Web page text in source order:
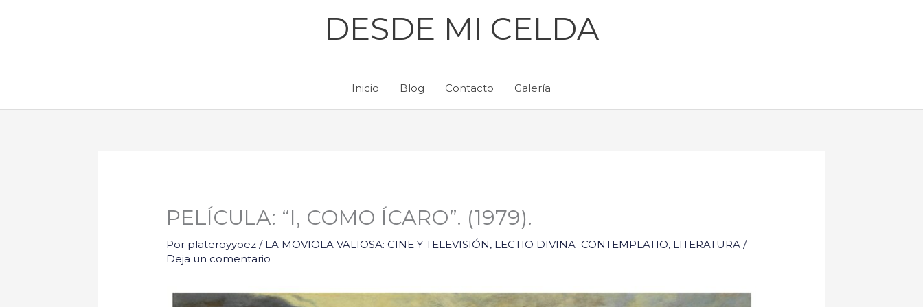
DESDE MI CELDA
Inicio Blog Contacto Galería
PELÍCULA: “I, COMO ÍCARO”. (1979).
Por plateroyyoez/ LA MOVIOLA VALIOSA: CINE Y TELEVISIÓN, LECTIO DIVINA–CONTEMPLATIO, LITERATURA /
Deja un comentario